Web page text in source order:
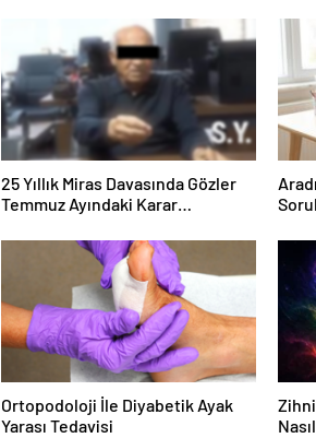
25 Yıllık Miras Davasında Gözler
Temmuz Ayındaki Karar
Ortopodoloji İle Diyabetik Ayak
Yarası Tedavisi